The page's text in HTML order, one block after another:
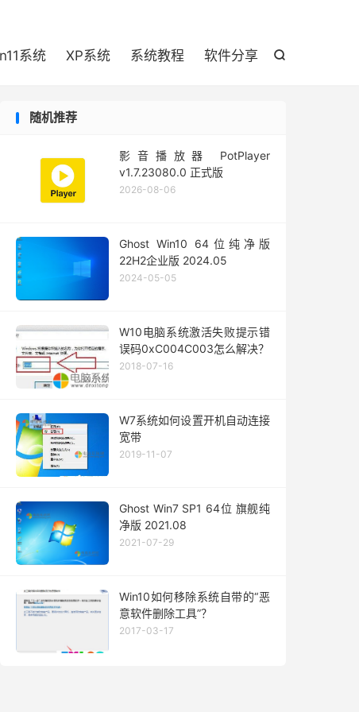

系统 XP系统 系统教程 软件分享
随机推荐
影音播放器 PotPlayer
v1.7.23080.0 正式版
2026-08-06
Ghost Win10 64位纯净版
22H2企业版 2024.05
2024-05-05
W10电脑系统激活失败提示错
误码0xC004C003怎么解决？
2018-07-16
W7系统如何设置开机自动连接
宽带
2019-11-07
Ghost Win7 SP1 64位 旗舰纯
净版 2021.08
2021-07-29
Win10如何移除系统自带的“恶
意软件删除工具”？
2017-03-17